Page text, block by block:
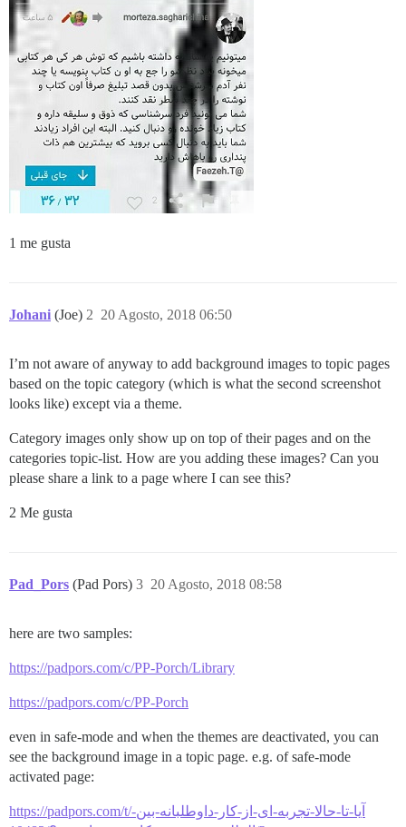
1 me gusta
Johani (Joe) 20 Agosto, 2018 06:50
2
I’m not aware of anyway to add background images to topic pages
based on the topic category (which is what the second screenshot
looks like) except via a theme.
Category images only show up on top of their pages and on the
categories topic-list. How are you adding these images? Can you
please share a link to a page where I can see this?
2 Me gusta
Pad_Pors (Pad Pors) 20 Agosto, 2018 08:58
3
here are two samples:
https://padpors.com/c/PP-Porch/Library
https://padpors.com/c/PP-Porch
even in safe-mode and when the themes are deactivated, you can
see the background image in a topic page. e.g. of safe-mode
activated page:
https://padpors.com/t/آیا-تا-حالا-تجربه-ای-از-کار-داوطلبانه-بین-